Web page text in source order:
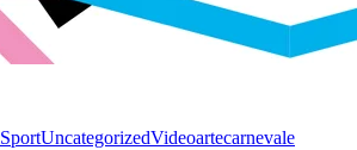
SportUncategorizedVideoartecarnevale